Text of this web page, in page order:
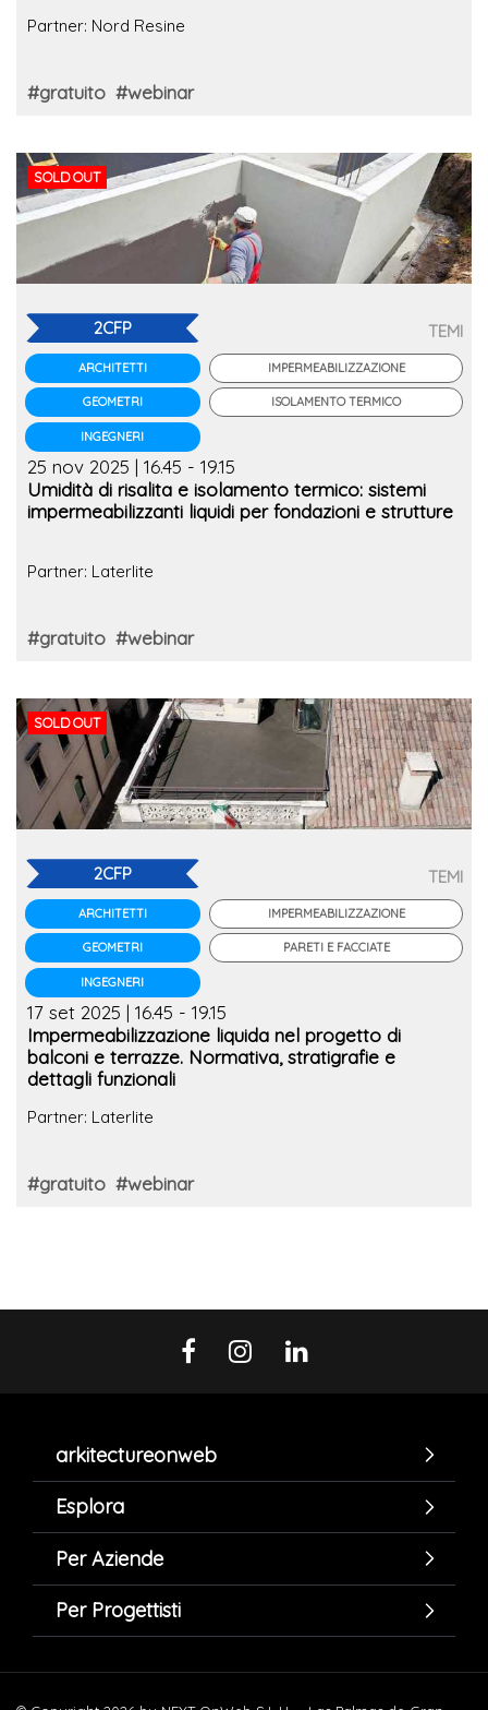
Partner: Nord Resine
#gratuito #webinar
SOLD OUT
2CFP
ARCHITETTI
GEOMETRI
INGEGNERI
TEMI
IMPERMEABILIZZAZIONE
ISOLAMENTO TERMICO
25 nov 2025 | 16.45 - 19.15
Umidità di risalita e isolamento termico: sistemi
impermeabilizzanti liquidi per fondazioni e strutture
Partner: Laterlite
#gratuito #webinar
SOLD OUT
2CFP
ARCHITETTI
GEOMETRI
INGEGNERI
TEMI
IMPERMEABILIZZAZIONE
PARETI E FACCIATE
17 set 2025 | 16.45 - 19.15
Impermeabilizzazione liquida nel progetto di
balconi e terrazze. Normativa, stratigrafie e
dettagli funzionali
Partner: Laterlite
#gratuito #webinar
arkitectureonweb
Esplora
Per Aziende
Per Progettisti